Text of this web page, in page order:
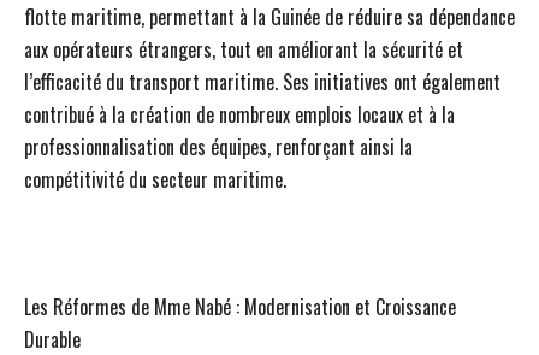
flotte maritime, permettant à la Guinée de réduire sa dépendance
aux opérateurs étrangers, tout en améliorant la sécurité et
l’efficacité du transport maritime. Ses initiatives ont également
contribué à la création de nombreux emplois locaux et à la
professionnalisation des équipes, renforçant ainsi la
compétitivité du secteur maritime.
Les Réformes de Mme Nabé : Modernisation et Croissance
Durable